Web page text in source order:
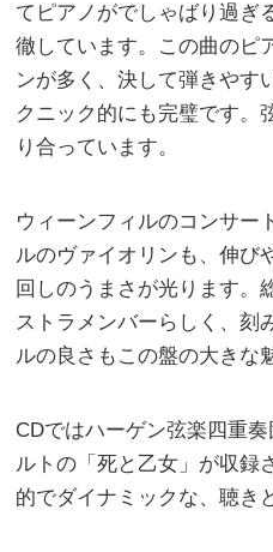
てピアノがでしゃばり過ぎ
徹しています。この曲のピ
ンが多く、決して弾きやす
クニック的にも完璧です。
り合っています。
ウィーンフィルのコンサー
ルのヴァイオリンも、伸び
回しのうまさが光ります。
ストラメンバーらしく、刻
ルの良さもこの盤の大きな
CDではハーゲン弦楽四重
ルトの「死と乙女」が収録
的でダイナミックな、聴き